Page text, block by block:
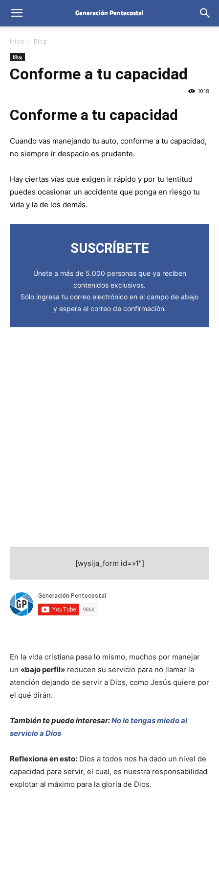
Inicio Blog
Blog
Conforme a tu capacidad
1018
Conforme a tu capacidad
Cuando vas manejando tu auto, conforme a tu capacidad,
no siempre ir despacio es prudente.
Hay ciertas vías que exigen ir rápido y por tu lentitud
puedes ocasionar un accidente que ponga en riesgo tu
vida y la de los demás.
SUSCRÍBETE
Únete a más de 5.000 personas que ya reciben
contenidos exclusivos.
Sólo ingresa tu correo electrónico en el campo de abajo
y espera el correo de confirmación.
[wysija_form id=»1″]
En la vida cristiana pasa lo mismo, muchos por manejar
un «bajo perfil» reducen su servicio para no llamar la
atención dejando de servir a Dios, como Jesús quiere por
el qué dirán.
También te puede interesar:No le tengas miedo al
servicio a Dios
Reflexiona en esto: Dios a todos nos ha dado un nivel de
capacidad para servir, el cual, es nuestra responsabilidad
explotar al máximo para la gloria de Dios.